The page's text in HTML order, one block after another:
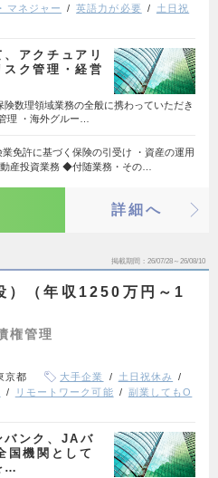
マネジャー 英語力が必要
土日祝
アクチュアリ
ク管理・経営
数理領域業務の全般に携わっていただき
理 ・海外グルー…
免許に基づく保険の引受け ・資産の運用
産投資業務 ◆付随業務・その…
詳細へ
掲載期間 26/07/28～26/08/10
）（年収1250万円～1
権管理
京都 大手企業
土日祝休み
リモートワーク可能
副業してもO
バンク、JAバ
国機関として
…